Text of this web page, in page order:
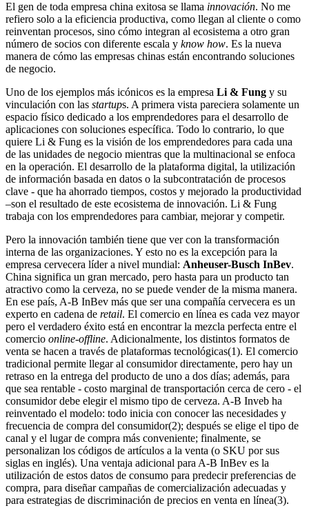
El gen de toda empresa china exitosa se llama innovación. No me
refiero solo a la eficiencia productiva, como llegan al cliente o como
reinventan procesos, sino cómo integran al ecosistema a otro gran
número de socios con diferente escala y know how. Es la nueva
manera de cómo las empresas chinas están encontrando soluciones
de negocio.
Uno de los ejemplos más icónicos es la empresa Li & Fung y su
vinculación con las startups. A primera vista pareciera solamente un
espacio físico dedicado a los emprendedores para el desarrollo de
aplicaciones con soluciones específica. Todo lo contrario, lo que
quiere Li & Fung es la visión de los emprendedores para cada una
de las unidades de negocio mientras que la multinacional se enfoca
en la operación. El desarrollo de la plataforma digital, la utilización
de información basada en datos o la subcontratación de procesos
clave - que ha ahorrado tiempos, costos y mejorado la productividad
–son el resultado de este ecosistema de innovación. Li & Fung
trabaja con los emprendedores para cambiar, mejorar y competir.
Pero la innovación también tiene que ver con la transformación
interna de las organizaciones. Y esto no es la excepción para la
empresa cervecera líder a nivel mundial: Anheuser-Busch InBev.
China significa un gran mercado, pero hasta para un producto tan
atractivo como la cerveza, no se puede vender de la misma manera.
En ese país, A-B InBev más que ser una compañía cervecera es un
experto en cadena de retail. El comercio en línea es cada vez mayor
pero el verdadero éxito está en encontrar la mezcla perfecta entre el
comercio online-offline. Adicionalmente, los distintos formatos de
venta se hacen a través de plataformas tecnológicas(1). El comercio
tradicional permite llegar al consumidor directamente, pero hay un
retraso en la entrega del producto de uno a dos días; además, para
que sea rentable - costo marginal de transportación cerca de cero - el
consumidor debe elegir el mismo tipo de cerveza. A-B Inveb ha
reinventado el modelo: todo inicia con conocer las necesidades y
frecuencia de compra del consumidor(2); después se elige el tipo de
canal y el lugar de compra más conveniente; finalmente, se
personalizan los códigos de artículos a la venta (o SKU por sus
siglas en inglés). Una ventaja adicional para A-B InBev es la
utilización de estos datos de consumo para predecir preferencias de
compra, para diseñar campañas de comercialización adecuadas y
para estrategias de discriminación de precios en venta en línea(3).